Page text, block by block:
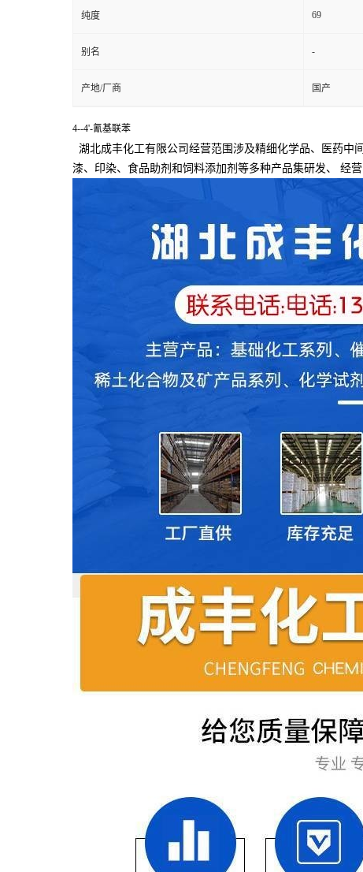
纯度 69
别名 -
产地/厂商 国产
4--4'-氰基联苯
湖北成丰化工有限公司经营范围涉及精细化学品、医药中
漆、印染、食品助剂和饲料添加剂等多种产品集研发、
经